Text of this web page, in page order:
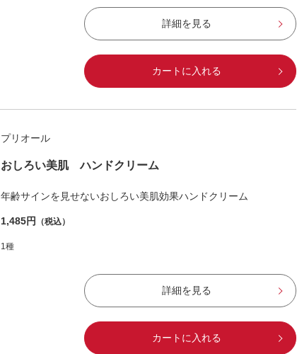
詳細を見る
カートに入れる
プリオール
おしろい美肌 ハンドクリーム
年齢サインを見せないおしろい美肌効果ハンドクリーム
1,485円 （税込）
1種
詳細を見る
カートに入れる